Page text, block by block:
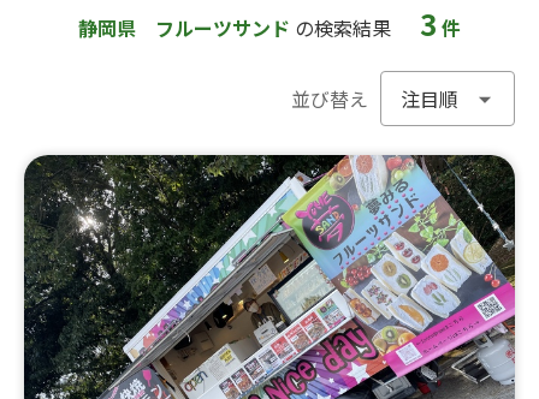
静岡県 フルーツサンド の検索結果 3 件
並び替え